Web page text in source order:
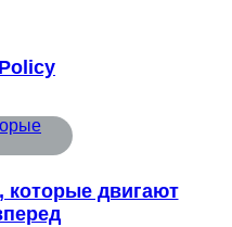
которые двигают